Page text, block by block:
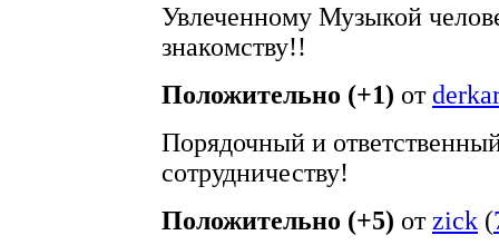
Увлеченному Музыкой
знакомству!!
Положительно (+1) от
Порядочный и
сотрудничеству!
Положительно (+5) от zick (